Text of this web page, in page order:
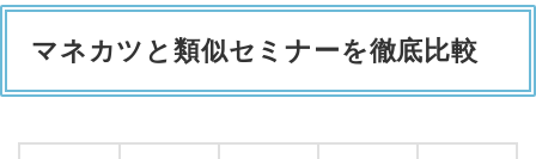
マネカツと類似セミナーを徹底比較